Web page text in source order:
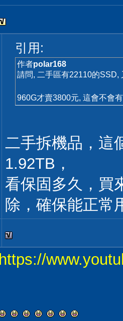
引用:
作者polar168
請問, 二手區有22110的SSD,
960G才賣3800元, 這會不會
二手拆機品，這
1.92TB，
看保固多久，買
除，確保能正常
https://